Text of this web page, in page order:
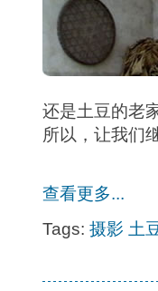
还是土豆的老
所以，让我
查看更多...
Tags: 摄影 土